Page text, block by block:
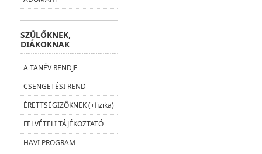
SZÜLŐKNEK,
DIÁKOKNAK
A TANÉV RENDJE
CSENGETÉSI REND
ÉRETTSÉGIZŐKNEK (+fizika)
FELVÉTELI TÁJÉKOZTATÓ
HAVI PROGRAM